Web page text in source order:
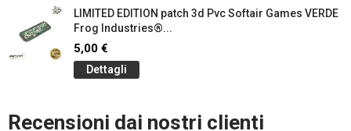
LIMITED EDITION patch 3d Pvc Softair Games VERDE
Frog Industries®...
5,00 €
Dettagli
Recensioni dai nostri clienti